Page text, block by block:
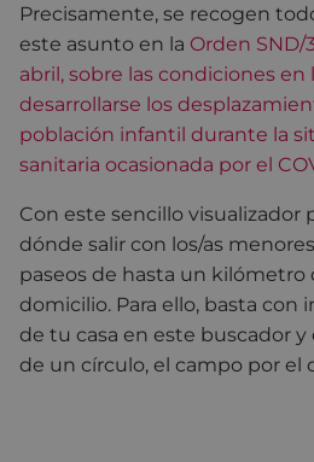
Precisamente, se recogen
este asunto en la Orden SND/
abril, sobre las condiciones en
desarrollarse los
población infantil durante la
sanitaria ocasionada por el
Con este sencillo visualizador
dónde salir con los/as
paseos de hasta un kilómetro
domicilio. Para ello, basta con
de tu casa en este buscador y
de un círculo, el campo por el